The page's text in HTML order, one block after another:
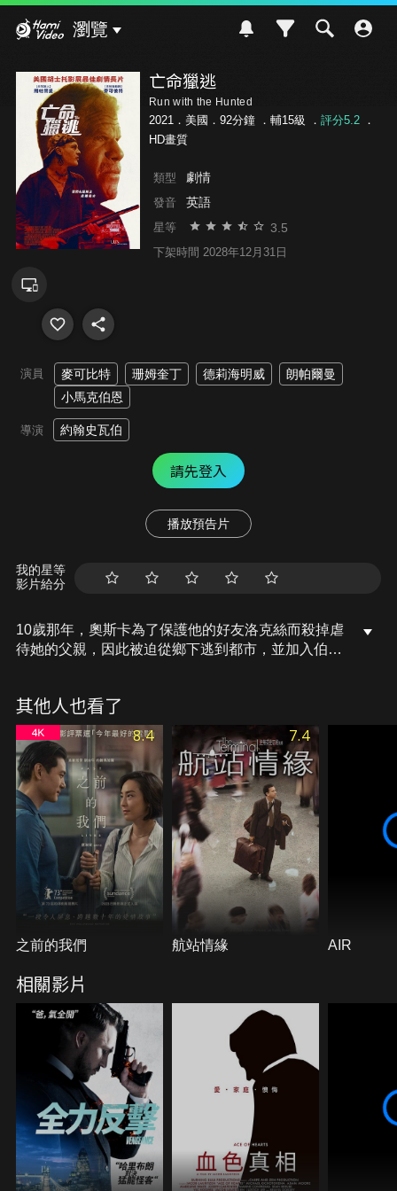
瀏覽
亡命獵逃
Run with the Hunted
2021．美國．92分鐘 ． 輔15級 ． 評分5.2．
HD畫質
類型 劇情
發音 英語
星等 3.5
下架時間 2028年12月31日
演員 麥可比特 珊姆奎丁 德莉海明威
朗帕爾曼
小馬克伯恩
導演 約翰史瓦伯
請先登入
播放預告片
我的星等
影片給分
10歲那年，奧斯卡為了保護他的好友洛克絲而殺掉虐
待她的父親，因此被迫從鄉下逃到都市，並加入伯迪
作，她意外發現當年奧斯卡的失蹤檔案，於是決定把
這個救過她的男孩找出來…
其他人也看了
8.4
之前的我們
7.4
航站情緣 AIR
相關影片